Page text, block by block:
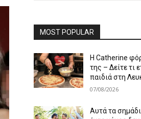
MOST POPULAR
Η Catherine
της – Δείτε τι
παιδιά στη
07/08/2026
Αυτά τα